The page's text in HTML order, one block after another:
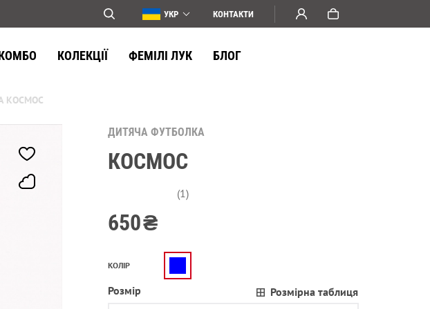
УКР КОНТАКТИ
КОЛЕКЦІЇ ФЕМІЛІ ЛУК БЛОГ
КОСМОС
ДИТЯЧА ФУТБОЛКА
КОСМОС
(1)
650₴
КОЛІР
Розмір Розмірна таблиця